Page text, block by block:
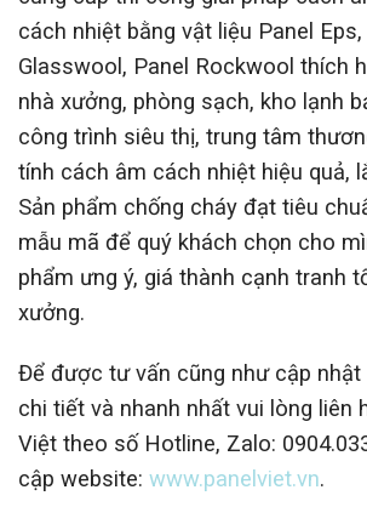
cách nhiệt bằng vật liệu Panel Eps,
Glasswool, Panel Rockwool thích
nhà xưởng, phòng sạch, kho lạnh
công trình siêu thị, trung tâm
tính cách âm cách nhiệt hiệu quả,
Sản phẩm chống cháy đạt tiêu
mẫu mã để quý khách chọn cho
phẩm ưng ý, giá thành cạnh tranh
xưởng.
Để được tư vấn cũng như cập nhật
chi tiết và nhanh nhất vui lòng liên
Việt theo số Hotline, Zalo:
cập website: www.panelviet.vn.